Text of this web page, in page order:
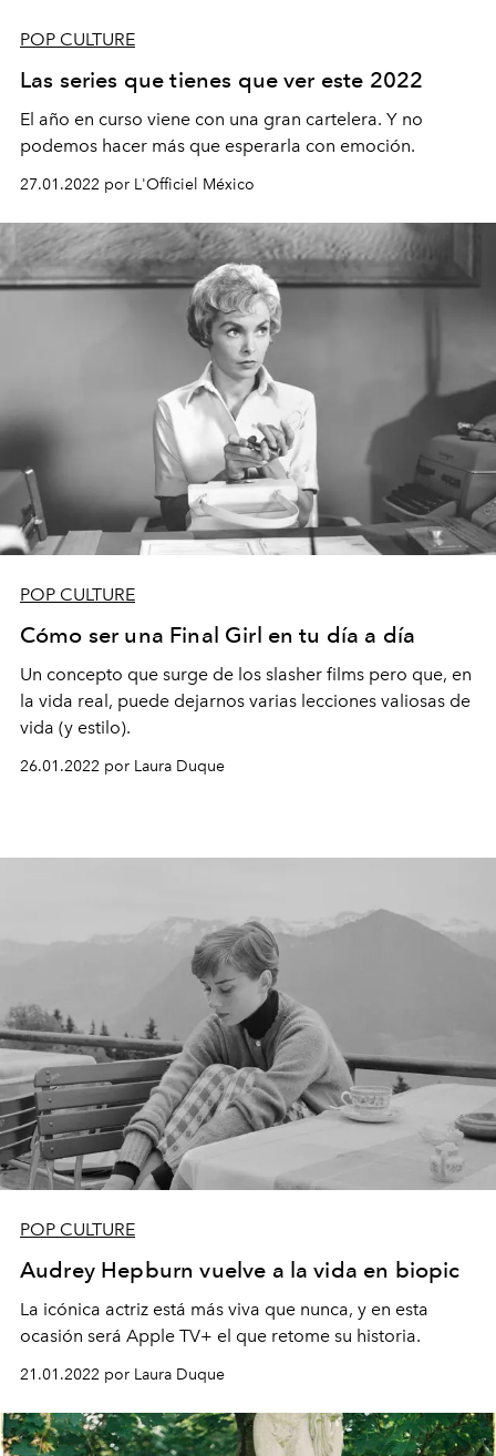
POP CULTURE
Las series que tienes que ver este 2022
El año en curso viene con una gran cartelera. Y no
podemos hacer más que esperarla con emoción.
27.01.2022 por L'Officiel México
POP CULTURE
Cómo ser una Final Girl en tu día a día
Un concepto que surge de los slasher films pero que, en
la vida real, puede dejarnos varias lecciones valiosas de
vida (y estilo).
26.01.2022 por Laura Duque
POP CULTURE
Audrey Hepburn vuelve a la vida en biopic
La icónica actriz está más viva que nunca, y en esta
ocasión será Apple TV+ el que retome su historia.
21.01.2022 por Laura Duque